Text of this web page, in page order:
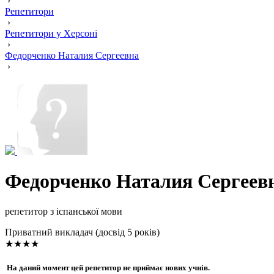
Репетитори
›
Репетитори у Херсоні
›
Федорченко Наталия Сергеевна
›
Федорченко Наталия
репетитор з іспанської мови
Приватний викладач (досвід 5 років)
★★★★
На даний момент цей репетитор не приймає нових учнів.